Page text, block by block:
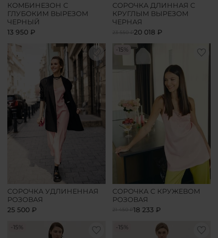
КОМБИНЕЗОН С
ГЛУБОКИМ ВЫРЕЗОМ
ЧЕРНЫЙ
13 950 ₽
СОРОЧКА ДЛИННАЯ С
КРУГЛЫМ ВЫРЕЗОМ
ЧЕРНАЯ
23 550 ₽20 018 ₽
СОРОЧКА УДЛИНЕННАЯ
РОЗОВАЯ
25 500 ₽
-15%
СОРОЧКА С КРУЖЕВОМ
РОЗОВАЯ
21 450 ₽18 233 ₽
-15% -15%